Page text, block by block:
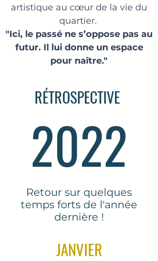
artistique au cœur de la vie du
quartier.
"Ici, le passé ne s’oppose pas au
futur. Il lui donne un espace
pour naître."
RÉTROSPECTIVE
2022
Retour sur quelques
temps forts de l'année
dernière !
JANVIER